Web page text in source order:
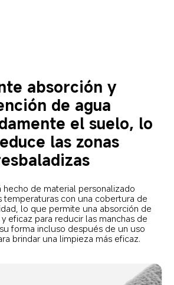
absorción y
de agua
el suelo, lo
las zonas
hecho de material personalizado
temperaturas con una cobertura de
lo que permite una absorción de
eficaz para reducir las manchas de
forma incluso después de un uso
brindar una limpieza más eficaz.